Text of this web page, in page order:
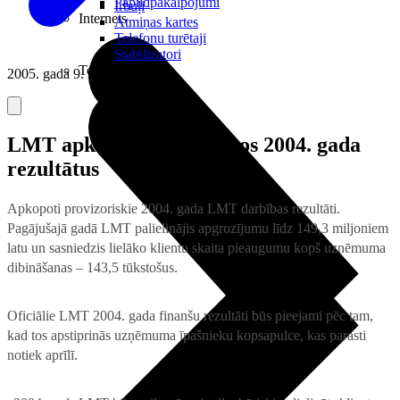
Internets
Irbuļi
Atmiņas kartes
Telefonu turētaji
Stabilizatori
Televizori
2005. gada 9. februāris
LMT apkopo provizoriskos 2004. gada
rezultātus
Apkopoti provizoriskie 2004. gada LMT darbības rezultāti.
Pagājušajā gadā LMT palielinājis apgrozījumu līdz 149,3 miljoniem
latu un sasniedzis lielāko klientu skaita pieaugumu kopš uzņēmuma
dibināšanas – 143,5 tūkstošus.
Oficiālie LMT 2004. gada finanšu rezultāti būs pieejami pēc tam,
kad tos apstiprinās uzņēmuma īpašnieku kopsapulce, kas parasti
notiek aprīlī.